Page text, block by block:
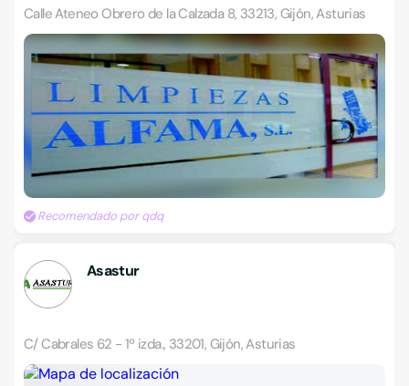
Calle Ateneo Obrero de la Calzada 8, 33213, Gijón, Asturias
Recomendado por qdq
Asastur
C/ Cabrales 62 - 1º izda., 33201, Gijón, Asturias